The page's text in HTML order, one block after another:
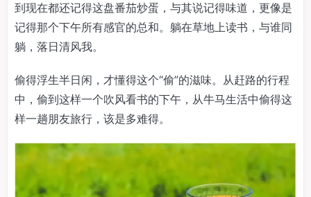
到现在都还记得这盘番茄炒蛋，与其说记得味道，更像是
记得那个下午所有感官的总和。躺在草地上读书，与谁同
躺，落日清风我。
偷得浮生半日闲，才懂得这个“偷”的滋味。从赶路的行程
中，偷到这样一个吹风看书的下午，从牛马生活中偷得这
样一趟朋友旅行，该是多难得。